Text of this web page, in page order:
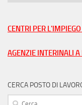
tua
CENTRI PER
AGENZIE INTERINALI A
CERCA POSTO DI
Ricerca